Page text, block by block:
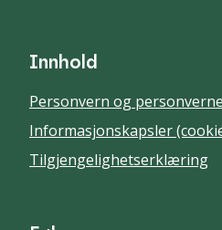
Innhold
Personvern og
Informasjonskapsler
Tilgjengelighetserklæring